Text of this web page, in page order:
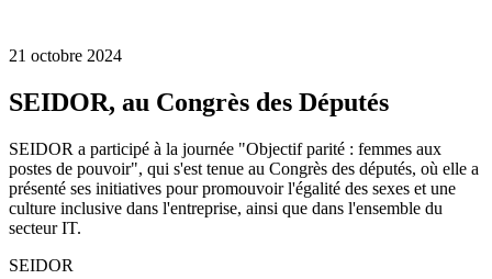
21 octobre 2024
SEIDOR, au Congrès des Députés
SEIDOR a participé à la journée "Objectif parité : femmes aux
postes de pouvoir", qui s'est tenue au Congrès des députés, où elle a
présenté ses initiatives pour promouvoir l'égalité des sexes et une
culture inclusive dans l'entreprise, ainsi que dans l'ensemble du
secteur IT.
SEIDOR